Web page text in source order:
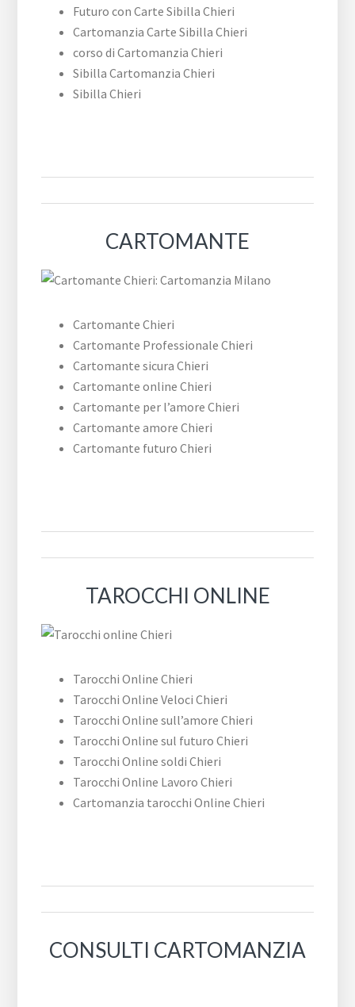
Futuro con Carte Sibilla Chieri
Cartomanzia Carte Sibilla Chieri
corso di Cartomanzia Chieri
Sibilla Cartomanzia Chieri
Sibilla Chieri
CARTOMANTE
Cartomante Chieri
Cartomante Professionale Chieri
Cartomante sicura Chieri
Cartomante online Chieri
Cartomante per l’amore Chieri
Cartomante amore Chieri
Cartomante futuro Chieri
TAROCCHI ONLINE
Tarocchi Online Chieri
Tarocchi Online Veloci Chieri
Tarocchi Online sull’amore Chieri
Tarocchi Online sul futuro Chieri
Tarocchi Online soldi Chieri
Tarocchi Online Lavoro Chieri
Cartomanzia tarocchi Online Chieri
CONSULTI CARTOMANZIA